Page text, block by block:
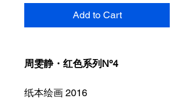
Add to Cart
周雯静・红色系列Nº4
纸本绘画 2016